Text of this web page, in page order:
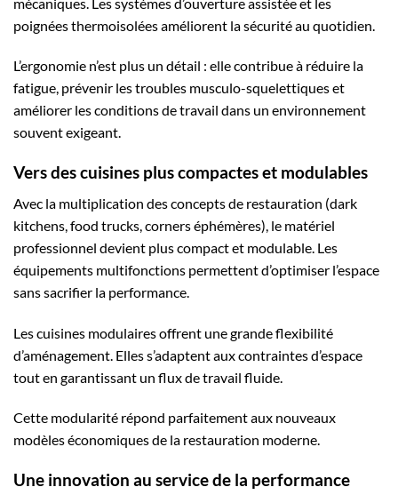
poignées thermoisolées améliorent la sécurité au quotidien.
L’ergonomie n’est plus un détail : elle contribue à réduire la
fatigue, prévenir les troubles musculo-squelettiques et
améliorer les conditions de travail dans un environnement
souvent exigeant.
Vers des cuisines plus compactes et modulables
Avec la multiplication des concepts de restauration (dark
kitchens, food trucks, corners éphémères), le matériel
professionnel devient plus compact et modulable. Les
équipements multifonctions permettent d’optimiser l’espace
sans sacrifier la performance.
Les cuisines modulaires offrent une grande flexibilité
d’aménagement. Elles s’adaptent aux contraintes d’espace
tout en garantissant un flux de travail fluide.
Cette modularité répond parfaitement aux nouveaux
modèles économiques de la restauration moderne.
Une innovation au service de la performance